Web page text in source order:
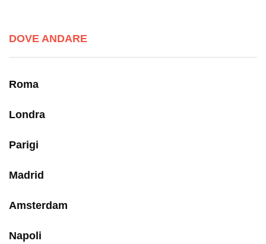
DOVE ANDARE
Roma
Londra
Parigi
Madrid
Amsterdam
Napoli